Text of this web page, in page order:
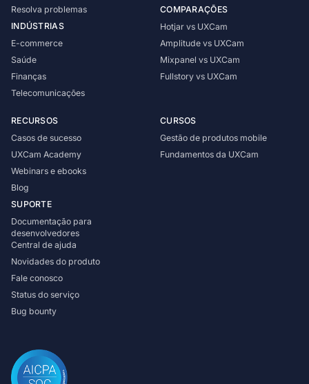
Resolva problemas
INDÚSTRIAS
E-commerce
Saúde
Finanças
Telecomunicações
COMPARAÇÕES
Hotjar vs UXCam
Amplitude vs UXCam
Mixpanel vs UXCam
Fullstory vs UXCam
RECURSOS
Casos de sucesso
UXCam Academy
Webinars e ebooks
Blog
SUPORTE
Documentação para
desenvolvedores
Central de ajuda
Novidades do produto
Fale conosco
Status do serviço
Bug bounty
CURSOS
Gestão de produtos mobile
Fundamentos da UXCam